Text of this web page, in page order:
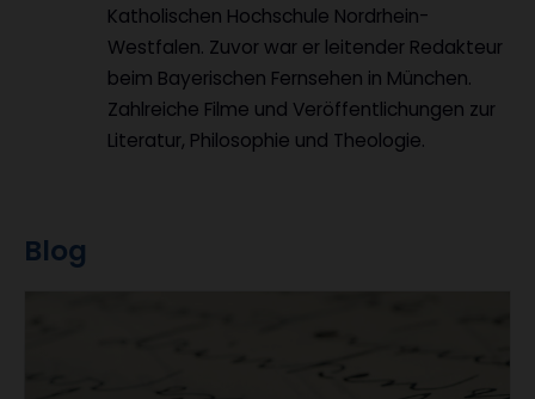
Katholischen Hochschule Nordrhein-
Westfalen. Zuvor war er leitender Redakteur
beim Bayerischen Fernsehen in München.
Zahlreiche Filme und Veröffentlichungen zur
Literatur, Philosophie und Theologie.
Blog